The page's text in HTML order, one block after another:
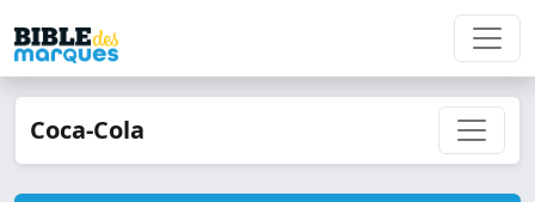
Coca-Cola